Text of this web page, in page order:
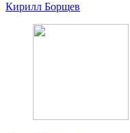
Кирилл Борщев